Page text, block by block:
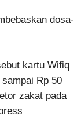
dosa-
kartu Wifiq
Rp 50
zakat pada